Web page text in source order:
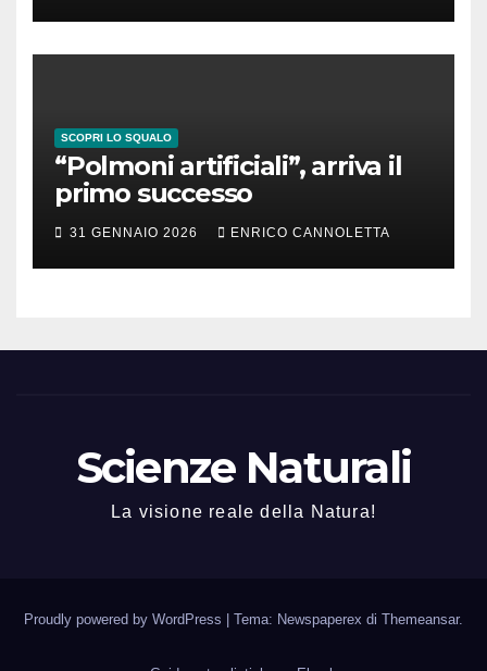
SCOPRI LO SQUALO
“Polmoni artificiali”, arriva il
primo successo
31 GENNAIO 2026 ENRICO CANNOLETTA
Scienze Naturali
La visione reale della Natura!
Proudly powered by WordPress | Tema: Newspaperex di Themeansar.